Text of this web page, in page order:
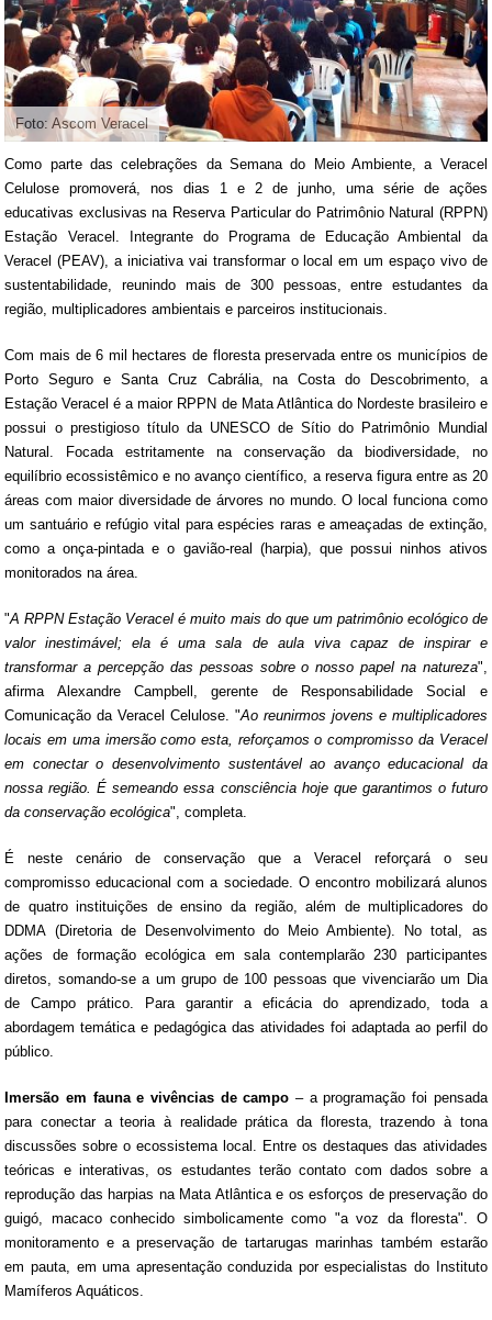
Foto: Ascom Veracel
Como parte das celebrações da Semana do Meio Ambiente, a Veracel
Celulose promoverá, nos dias 1 e 2 de junho, uma série de ações
educativas exclusivas na Reserva Particular do Patrimônio Natural (RPPN)
Estação Veracel. Integrante do Programa de Educação Ambiental da
Veracel (PEAV), a iniciativa vai transformar o local em um espaço vivo de
sustentabilidade, reunindo mais de 300 pessoas, entre estudantes da
região, multiplicadores ambientais e parceiros institucionais.
Com mais de 6 mil hectares de floresta preservada entre os municípios de
Porto Seguro e Santa Cruz Cabrália, na Costa do Descobrimento, a
Estação Veracel é a maior RPPN de Mata Atlântica do Nordeste brasileiro e
possui o prestigioso título da UNESCO de Sítio do Patrimônio Mundial
Natural. Focada estritamente na conservação da biodiversidade, no
equilíbrio ecossistêmico e no avanço científico, a reserva figura entre as 20
áreas com maior diversidade de árvores no mundo. O local funciona como
um santuário e refúgio vital para espécies raras e ameaçadas de extinção,
como a onça-pintada e o gavião-real (harpia), que possui ninhos ativos
monitorados na área.
"A RPPN Estação Veracel é muito mais do que um patrimônio ecológico de
valor inestimável; ela é uma sala de aula viva capaz de inspirar e
transformar a percepção das pessoas sobre o nosso papel na natureza",
afirma Alexandre Campbell, gerente de Responsabilidade Social e
Comunicação da Veracel Celulose. "Ao reunirmos jovens e multiplicadores
locais em uma imersão como esta, reforçamos o compromisso da Veracel
em conectar o desenvolvimento sustentável ao avanço educacional da
nossa região. É semeando essa consciência hoje que garantimos o futuro
da conservação ecológica", completa.
É neste cenário de conservação que a Veracel reforçará o seu
compromisso educacional com a sociedade. O encontro mobilizará alunos
de quatro instituições de ensino da região, além de multiplicadores do
DDMA (Diretoria de Desenvolvimento do Meio Ambiente). No total, as
ações de formação ecológica em sala contemplarão 230 participantes
diretos, somando-se a um grupo de 100 pessoas que vivenciarão um Dia
de Campo prático. Para garantir a eficácia do aprendizado, toda a
abordagem temática e pedagógica das atividades foi adaptada ao perfil do
público.
Imersão em fauna e vivências de campo – a programação foi pensada
para conectar a teoria à realidade prática da floresta, trazendo à tona
discussões sobre o ecossistema local. Entre os destaques das atividades
teóricas e interativas, os estudantes terão contato com dados sobre a
reprodução das harpias na Mata Atlântica e os esforços de preservação do
guigó, macaco conhecido simbolicamente como "a voz da floresta". O
monitoramento e a preservação de tartarugas marinhas também estarão
em pauta, em uma apresentação conduzida por especialistas do Instituto
Mamíferos Aquáticos.